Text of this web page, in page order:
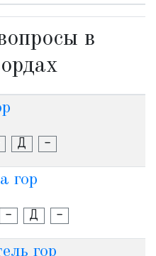
в
Д -
гор
- Д -
гор